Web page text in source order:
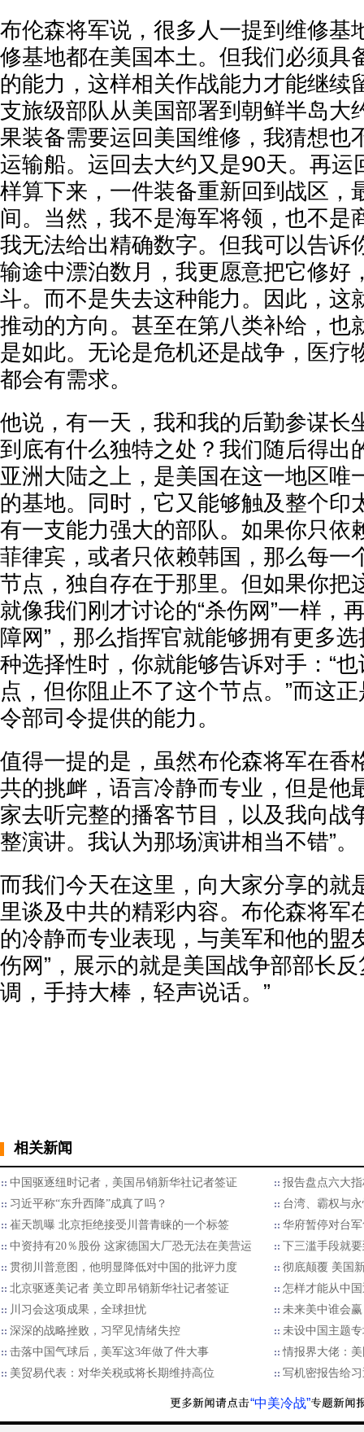
布伦森将军说，很多人一提到维修基
修基地都在美国本土。但我们必须具
的能力，这样相关作战能力才能继续
支旅级部队从美国部署到朝鲜半岛大
果装备需要运回美国维修，我猜想也
运输船。运回去大约又是90天。再运
样算下来，一件装备重新回到战区，
间。当然，我不是海军将领，也不是
我无法给出精确数字。但我可以告诉
输途中漂泊数月，我更愿意把它修好
斗。而不是失去这种能力。因此，这
推动的方向。甚至在第八类补给，也
是如此。无论是危机还是战争，医疗
都会有需求。
他说，有一天，我和我的后勤参谋长
到底有什么独特之处？我们随后得出
亚洲大陆之上，是美国在这一地区唯
的基地。同时，它又能够触及整个印
有一支能力强大的部队。如果你只依
菲律宾，或者只依赖韩国，那么每一
节点，独自存在于那里。但如果你把
就像我们刚才讨论的“杀伤网”一样，
障网”，那么指挥官就能够拥有更多
种选择性时，你就能够告诉对手：“
点，但你阻止不了这个节点。”而这
令部司令提供的能力。
值得一提的是，虽然布伦森将军在香
共的挑衅，语言冷静而专业，但是他
家去听完整的播客节目，以及我向战
整演讲。我认为那场演讲相当不错”。
而我们今天在这里，向大家分享的就
里谈及中共的精彩内容。布伦森将军
的冷静而专业表现，与美军和他的盟
伤网”，展示的就是美国战争部部长
调，手持大棒，轻声说话。”
相关新闻
中国驱逐纽时记者，美国吊销新华社记者签证
报告盘点六大
习近平称“东升西降”成真了吗？
台湾、霸权与
崔天凯曝 北京拒绝接受川普青睐的一个标签
华府暂停对台
中资持有20％股份 这家德国大厂恐无法在美营运
下三滥手段就
贯彻川普意图，他明显降低对中国的批评力度
彻底颠覆 美国
北京驱逐美记者 美立即吊销新华社记者签证
怎样才能从中
川习会这项成果，全球担忧
未来美中谁会
深深的战略挫败，习罕见情绪失控
未设中国主题
击落中国气球后，美军这3年做了件大事
情报界大佬：
美贸易代表：对华关税或将长期维持高位
写机密报告给
“中美冷战”